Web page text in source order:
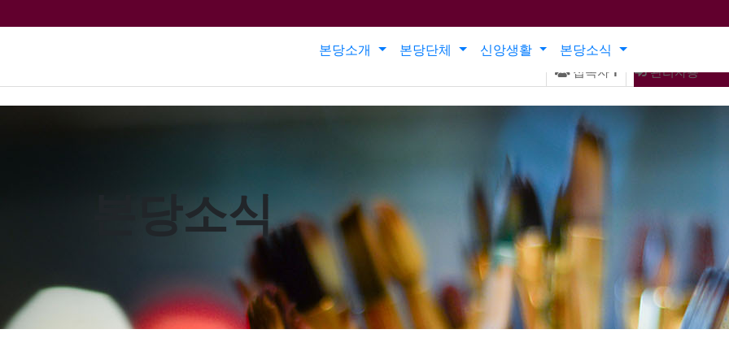
관리자용
접속자 1
본당소개 본당단체 신앙생활 본당소식
본당소식